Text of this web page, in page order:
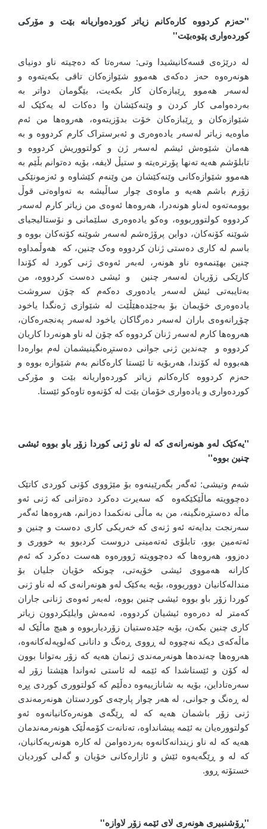
''حەزم کردووە کارەکانم زیاتر کوردەواریانە بێت و مۆرکی
کوردەواری پێوەبێت''
لە درێژەی قسەکانیشیدا وتی: سەرەتا کە دەچیتە ناو دونیای
هونەرەوە حەز دەکەی هەموو شێوازەکان تاقی بکەیتەوە و
لەسەر هەموو ڕێبازەکان کار بکەیت، بێگومان دواتر بە
بەردەوامی کار کردن و وێنەکێشان وا دەکات لە یەکێک لە
شێوازەکان و ڕێبازەکان خۆت بدۆزیتەوە، هەروەها من ئەم
ماوەیە زیاتر لەسەر یادەوەری و ئەبرستراک کارم کردووە و بە
هەمان شێوەش ئیشم لەسەر ژن و کولتووریش کردووە و
تابلۆشم هەیە تەنها پۆرترەیتە و ستیڵ لایفە، بۆیە دەتوانم بڵێم بە
هەموو شێوازەکانی وێنەکێشان من وێنەم کێشاوە و ئەزمونێکی
زۆرم باشم هەیە و ماوەی چوار ساڵیشە بە تەواوەتی قوڵ
بوومەتەوە لەناو هونەدرا، هەروەها ئەوەی من زیاتر کارم لەسەر
کردووە کولتووربووە، وەکو یادەوەری سلێمانی و نۆستالیجیای
شوێنە کۆنەکان، دواین پرۆژەشم لەسەر شوێنە کۆنەکان بووە و
باسم لە کاری دەستی ژنان کردووە وەک چنین، کە هەوڵمداوە
چنین بهێنمەوە ناو هونەر، لەبەر ئەوەی ژنی کورد لە کۆندا
کارێکی زۆریان لەسەر چنین و ئیشی دەست کردووە، من
بەتایبەتی ئیش لەسەر یادەوری دەکەم کە چۆن سروشت
یادەوەری خۆیمان بۆ بەجێدەهێڵێت لە شێوازی ژەنگدا یاخود
چۆڕانەوەی باران لەسەر دەرگاکان یاخود لەسەر پەنجەرەکان،
هەروەها کارم لەسەر ژنان کردووە کە چۆن لە ناو هونەردا کاریان
کردووە و چەندین ژنی جوانی دەستڕەنگینیشمان لەم بوارەدا
هەبووە لە کۆندا، هەربۆیە تا ئێستا کارەکانم بەم شێوازە بووە و
حەزم کردووە کارەکانم زیاتر کوردەواریانە بێت و مۆرکی
کوردەواری و یادەواری خۆمان بێت لە کۆنەوە تاوەکو ئێستا.
''یەکێک لەو هونەرانەی کە لە ناو ژنی کوردا زۆر باو بووە ئیشی
چنین بووە''
شەم وتیشی: ئەگەر بگەرێینەوە بۆ مێژووی کۆنی کوردی کاتێک
دەچوویتە ماڵێکێکەوە کە سەیرت دەکرد دەتزانی کە ژنی ئەو
ماڵە دەستڕەنگینە، من بە ماڵی نەنکمدا دەزانم، هەروەها ئەگەر
سەرنجت بدایەتە ئەو ژنەی کە خەریکی کاری دەست و چنین و
ئەتەمین بوو، تابلۆی ئەتەمینی دروست کردبوو بە خووری و
دەزوو، هەروەها کە دەچوویتە ژوورەوە هەست دەکرد کە ئەم
کارانە هەمووی ئیشی خۆیەتی، چونکە خۆیان جلیان بۆ
مندالەکانیان دووریووە، بۆیە یەکێک لەو هونەرانەی کە لە ناو ژنی
کوردا زۆر باو بووە ئیشی چنین بووە، لەبەر ئەوەی ژنانی جاران
کەمتر لە دەرەوە ئیشیان کردووە، ئەمەش وایلێکردوون زیاتر
کاری چنین بکەن، بۆیە جێدەستیان زۆردیاربووە و هیچ ماڵێک لە
ماڵەکەی دیکە نەچووە لە ڕووی ڕەنگ و دانانی کەلوپەلەکانەوە،
هەروەها چەندەها هونەرمەندی ژنمان هەیە کە زۆر بەتوانا بوون
لە کۆن و ئێستاشدا کە ئێمە لە ئاستی ئەواندا هێشتا زۆر لە
سەرەتاداین، بۆیە بە شانازییەوە دەڵێم کە کولتووری کوردی پڕە
لە ڕەنگ و جوانی، لە هەر چوار پارچەی کوردستان هونەرمەندی
ژنی زۆر باشمان هەیە کە لە ڕێگەی هونەرەکانیانەوە ئەو
کولتوورەیان بە ئێمە پیشانداوە، تەنانەت کۆمەڵێک هونەرمەندمان
هەیە کە لە ناو زیندانەکانەوە بەردەوامن لە کارە هونەریەکانیان،
کە لە و ڕێگەیەوە ئێش و ئازارەکانی خۆیان و گەلی کوردیان
خستۆتە ڕوو.
''ڕۆشنبیری هونەری لای ئێمە زۆر لاوازە''